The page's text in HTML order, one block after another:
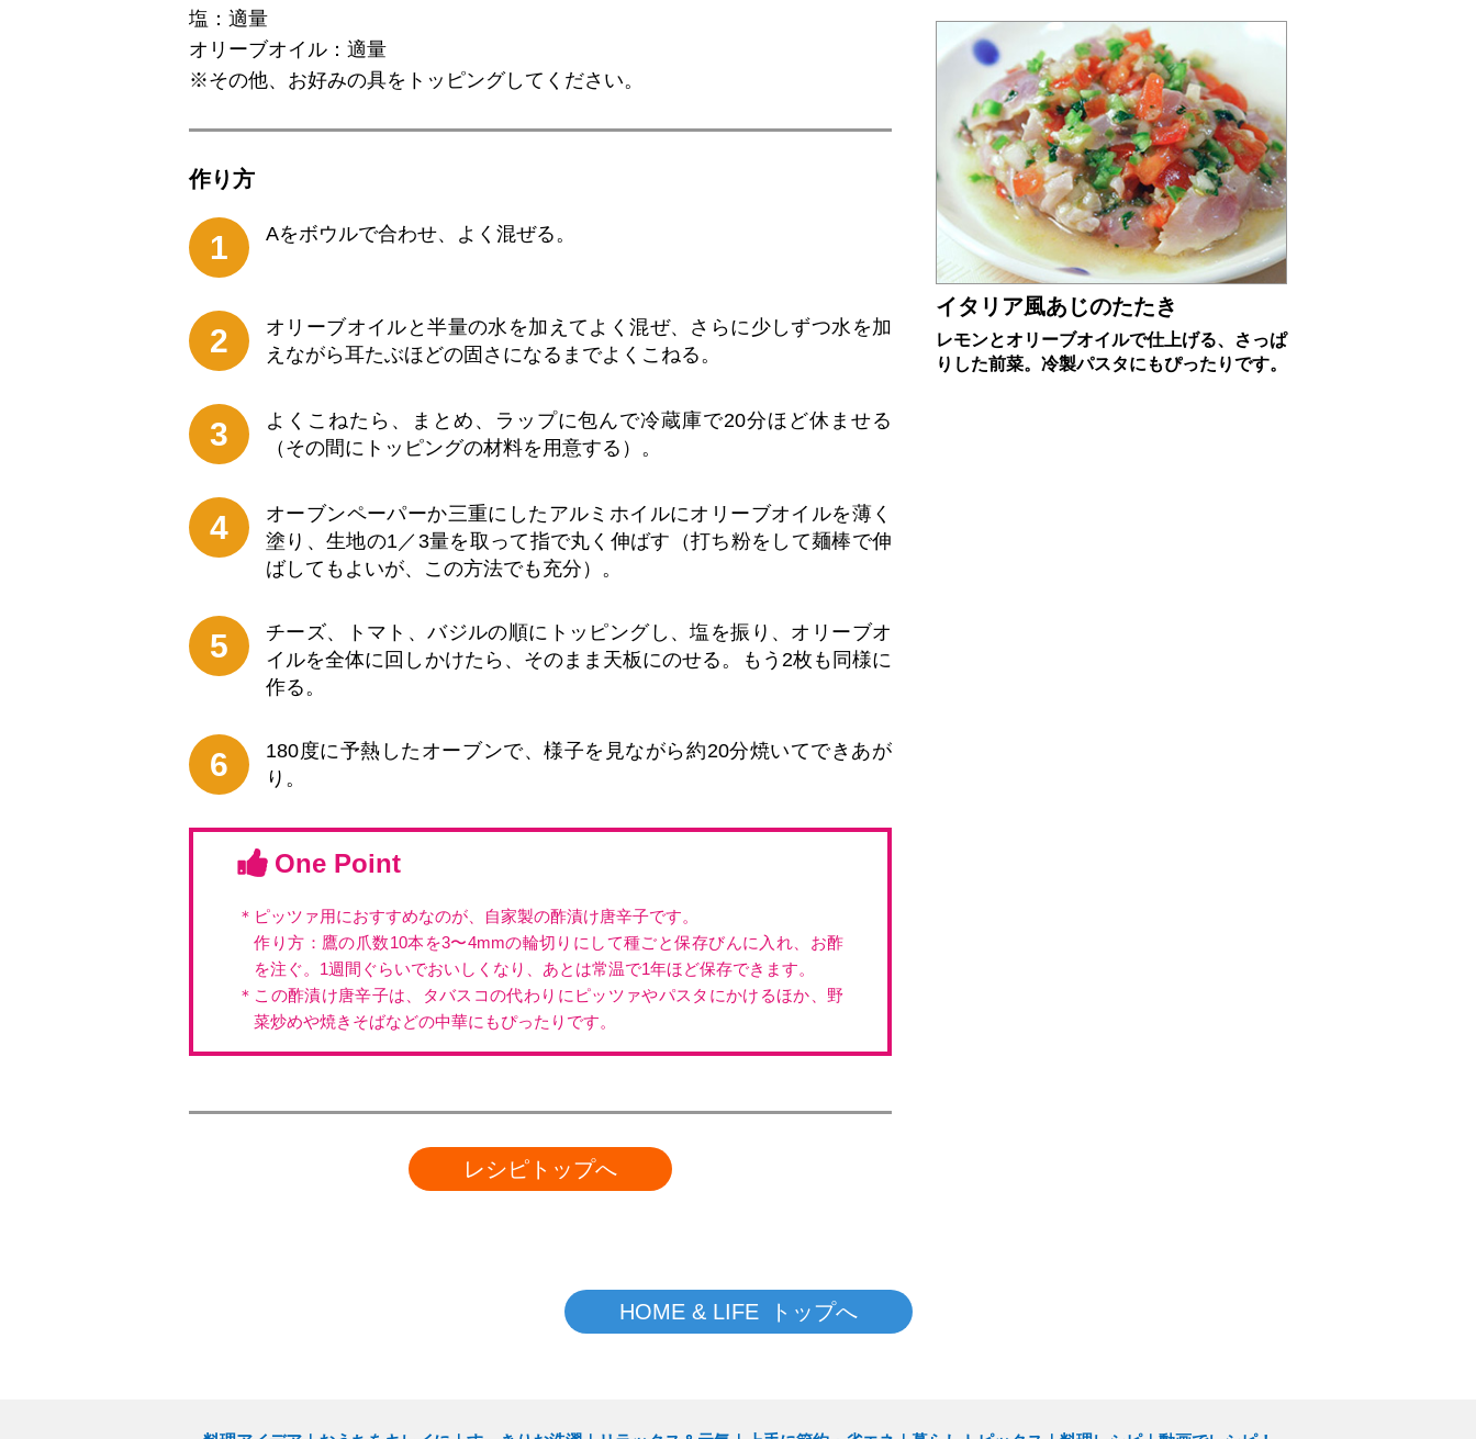
イタリア風あじのたたき
レモンとオリーブオイルで仕上げる、さっぱ
りした前菜。冷製パスタにもぴったりです。
塩：適量
オリーブオイル：適量
※その他、お好みの具をトッピングしてください。
作り⽅
1 Aをボウルで合わせ、よく混ぜる。
2
オリーブオイルと半量の水を加えてよく混ぜ、さらに少しずつ水を加
えながら耳たぶほどの固さになるまでよくこねる。
3
よくこねたら、まとめ、ラップに包んで冷蔵庫で20分ほど休ませる
（その間にトッピングの材料を用意する）。
4
オーブンペーパーか三重にしたアルミホイルにオリーブオイルを薄く
塗り、生地の1／3量を取って指で丸く伸ばす（打ち粉をして麺棒で伸
ばしてもよいが、この方法でも充分）。
5
チーズ、トマト、バジルの順にトッピングし、塩を振り、オリーブオ
イルを全体に回しかけたら、そのまま天板にのせる。もう2枚も同様に
作る。
6
180度に予熱したオーブンで、様子を見ながら約20分焼いてできあが
り。
One Point
＊ピッツァ用におすすめなのが、自家製の酢漬け唐辛子です。
作り方：鷹の爪数10本を3〜4mmの輪切りにして種ごと保存びんに入れ、お酢
を注ぐ。1週間ぐらいでおいしくなり、あとは常温で1年ほど保存できます。
＊この酢漬け唐辛子は、タバスコの代わりにピッツァやパスタにかけるほか、野
菜炒めや焼きそばなどの中華にもぴったりです。
レシピトップへ
HOME & LIFE トップへ